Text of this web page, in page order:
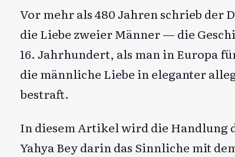
Vor mehr als 480 Jahren schrieb der
die Liebe zweier Männer — die
16. Jahrhundert, als man in Europa
die männliche Liebe in eleganter
bestraft.
In diesem Artikel wird die Handlung
Yahya Bey darin das Sinnliche mit